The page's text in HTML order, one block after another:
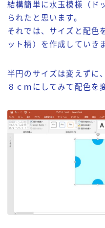
結構簡単に水玉模様（ド
られたと思います。
それでは、サイズと配色
ット柄）を作成していき
半円のサイズは変えずに
８ｃｍにしてみて配色を